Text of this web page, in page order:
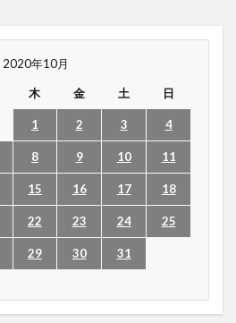
2020年10月
木 金 土 日
1 2 3 4
8 9 10 11
15 16 17 18
22 23 24 25
29 30
31